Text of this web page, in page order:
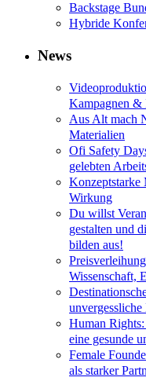
Backstage
Hybride
News
Kampagnen
Aus Alt mach
Materialien
Ofi Safety
gelebten
Konzeptstarke
Wirkung
Du willst
gestalten und
bilden aus!
Wissenschaft,
unvergessliche
Human
eine gesunde
Female
als starker